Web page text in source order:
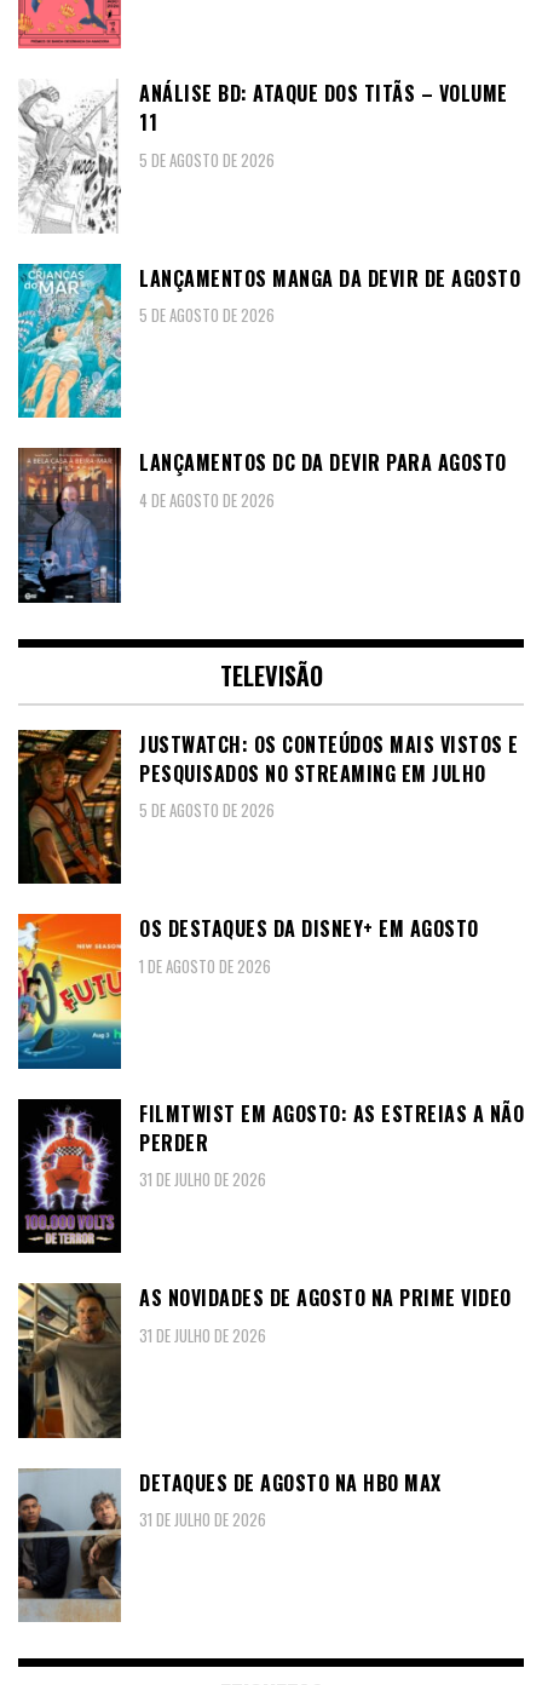
ANÁLISE BD: ATAQUE DOS TITÃS – VOLUME
11
5 DE AGOSTO DE 2026
LANÇAMENTOS MANGA DA DEVIR DE AGOSTO
5 DE AGOSTO DE 2026
LANÇAMENTOS DC DA DEVIR PARA AGOSTO
4 DE AGOSTO DE 2026
TELEVISÃO
JUSTWATCH: OS CONTEÚDOS MAIS VISTOS E
PESQUISADOS NO STREAMING EM JULHO
5 DE AGOSTO DE 2026
OS DESTAQUES DA DISNEY+ EM AGOSTO
1 DE AGOSTO DE 2026
FILMTWIST EM AGOSTO: AS ESTREIAS A NÃO
PERDER
31 DE JULHO DE 2026
AS NOVIDADES DE AGOSTO NA PRIME VIDEO
31 DE JULHO DE 2026
DETAQUES DE AGOSTO NA HBO MAX
31 DE JULHO DE 2026